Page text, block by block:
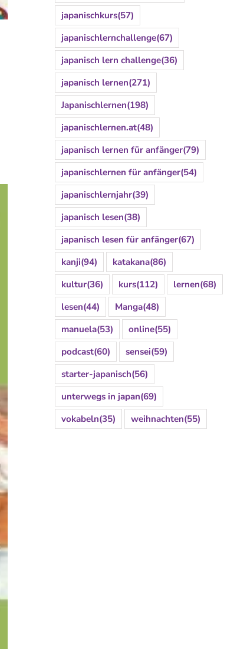
japanischkurs(57)
japanischlernchallenge(67)
japanisch lern challenge(36)
japanisch lernen(271)
Japanischlernen(198)
japanischlernen.at(48)
japanisch lernen für anfänger(79)
japanischlernen für anfänger(54)
japanischlernjahr(39)
japanisch lesen(38)
japanisch lesen für anfänger(67)
kanji(94) katakana(86)
kultur(36) kurs(112) lernen(68)
lesen(44) Manga(48)
manuela(53) online(55)
podcast(60) sensei(59)
starter-japanisch(56)
unterwegs in japan(69)
vokabeln(35) weihnachten(55)